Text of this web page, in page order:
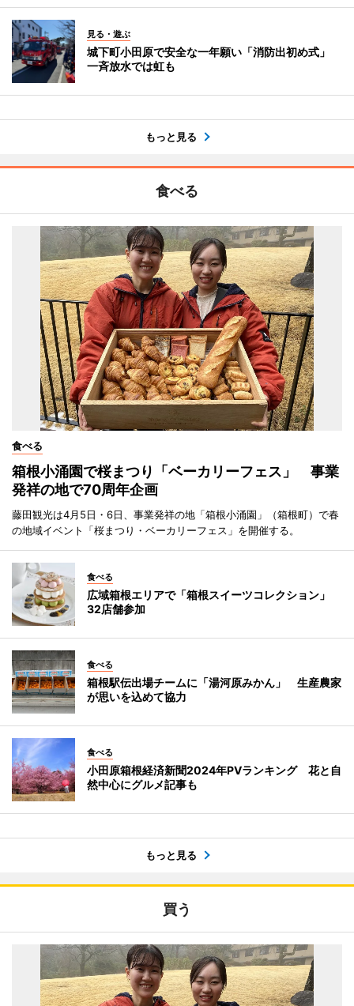
見る・遊ぶ
城下町小田原で安全な一年願い「消防出初め式」
一斉放水では虹も
もっと見る
食べる
食べる
箱根小涌園で桜まつり「ベーカリーフェス」 事業
発祥の地で70周年企画
藤田観光は4月5日・6日、事業発祥の地「箱根小涌園」（箱根町）で春
の地域イベント「桜まつり・ベーカリーフェス」を開催する。
食べる
広域箱根エリアで「箱根スイーツコレクション」
32店舗参加
食べる
箱根駅伝出場チームに「湯河原みかん」 生産農家
が思いを込めて協力
食べる
小田原箱根経済新聞2024年PVランキング 花と自
然中心にグルメ記事も
もっと見る
買う